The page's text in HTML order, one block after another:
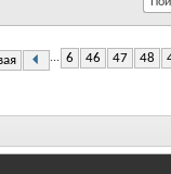
... 6 46 47 48